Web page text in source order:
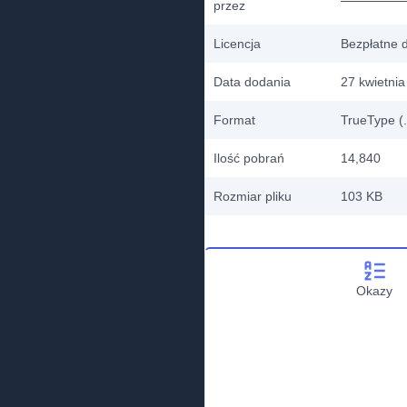
przez
Licencja Bezpłatne
Data dodania 27
Format TrueType
Ilość pobrań 14,840
Rozmiar pliku 103 KB
Okazy